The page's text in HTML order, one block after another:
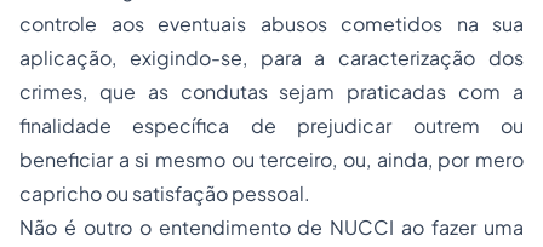
controle aos eventuais abusos cometidos na sua
aplicação, exigindo-se, para a caracterização dos
crimes, que as condutas sejam praticadas com a
finalidade específica de prejudicar outrem ou
beneficiar a si mesmo ou terceiro, ou, ainda, por mero
capricho ou satisfação pessoal.
Não é outro o entendimento de NUCCI ao fazer uma